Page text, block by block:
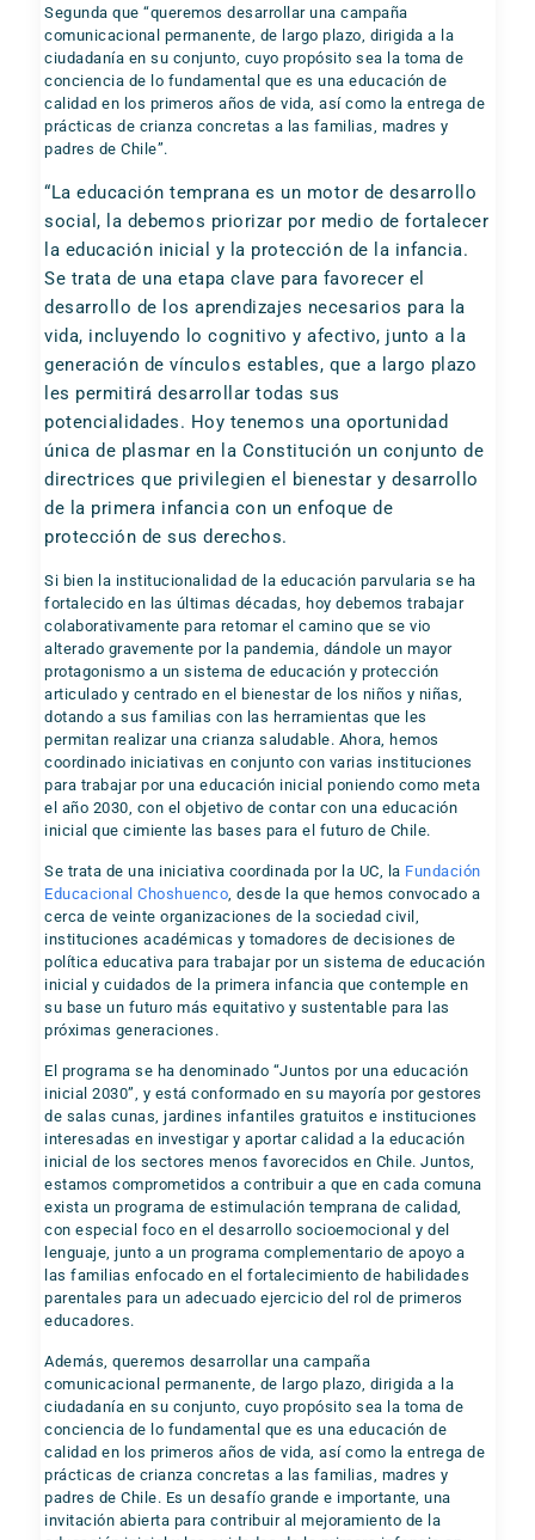
Segunda que “queremos desarrollar una campaña
comunicacional permanente, de largo plazo, dirigida a la
ciudadanía en su conjunto, cuyo propósito sea la toma de
conciencia de lo fundamental que es una educación de
calidad en los primeros años de vida, así como la entrega de
prácticas de crianza concretas a las familias, madres y
padres de Chile”.
“La educación temprana es un motor de desarrollo
social, la debemos priorizar por medio de fortalecer
la educación inicial y la protección de la infancia.
Se trata de una etapa clave para favorecer el
desarrollo de los aprendizajes necesarios para la
vida, incluyendo lo cognitivo y afectivo, junto a la
generación de vínculos estables, que a largo plazo
les permitirá desarrollar todas sus
potencialidades. Hoy tenemos una oportunidad
única de plasmar en la Constitución un conjunto de
directrices que privilegien el bienestar y desarrollo
de la primera infancia con un enfoque de
protección de sus derechos.
Si bien la institucionalidad de la educación parvularia se ha
fortalecido en las últimas décadas, hoy debemos trabajar
colaborativamente para retomar el camino que se vio
alterado gravemente por la pandemia, dándole un mayor
protagonismo a un sistema de educación y protección
articulado y centrado en el bienestar de los niños y niñas,
dotando a sus familias con las herramientas que les
permitan realizar una crianza saludable. Ahora, hemos
coordinado iniciativas en conjunto con varias instituciones
para trabajar por una educación inicial poniendo como meta
el año 2030, con el objetivo de contar con una educación
inicial que cimiente las bases para el futuro de Chile.
Se trata de una iniciativa coordinada por la UC, la Fundación
Educacional Choshuenco , desde la que hemos convocado a
cerca de veinte organizaciones de la sociedad civil,
instituciones académicas y tomadores de decisiones de
política educativa para trabajar por un sistema de educación
inicial y cuidados de la primera infancia que contemple en
su base un futuro más equitativo y sustentable para las
próximas generaciones.
El programa se ha denominado “Juntos por una educación
inicial 2030”, y está conformado en su mayoría por gestores
de salas cunas, jardines infantiles gratuitos e instituciones
interesadas en investigar y aportar calidad a la educación
inicial de los sectores menos favorecidos en Chile. Juntos,
estamos comprometidos a contribuir a que en cada comuna
exista un programa de estimulación temprana de calidad,
con especial foco en el desarrollo socioemocional y del
lenguaje, junto a un programa complementario de apoyo a
las familias enfocado en el fortalecimiento de habilidades
parentales para un adecuado ejercicio del rol de primeros
educadores.
Además, queremos desarrollar una campaña
comunicacional permanente, de largo plazo, dirigida a la
ciudadanía en su conjunto, cuyo propósito sea la toma de
conciencia de lo fundamental que es una educación de
calidad en los primeros años de vida, así como la entrega de
prácticas de crianza concretas a las familias, madres y
padres de Chile. Es un desafío grande e importante, una
invitación abierta para contribuir al mejoramiento de la